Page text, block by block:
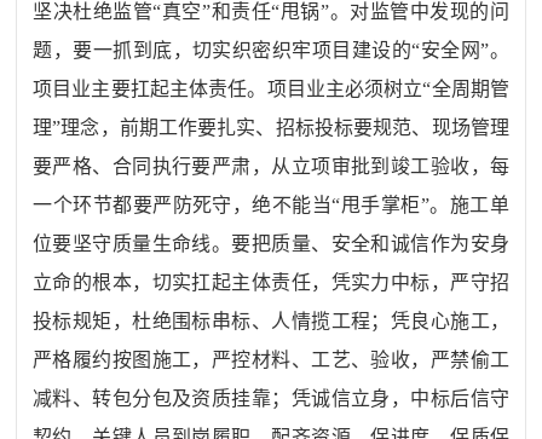
坚决杜绝监管“真空”和责任“甩锅”。对监管中发现的问
题，要一抓到底，切实织密织牢项目建设的“安全网”。
项目业主要扛起主体责任。 项目业主必须树立“全周期管
理”理念，前期工作要扎实、招标投标要规范、现场管理
要严格、合同执行要严肃，从立项审批到竣工验收，每
一个环节都要严防死守，绝不能当“甩手掌柜”。 施工单
位要坚守质量生命线。要把质量、安全和诚信作为安身
立命的根本，切实扛起主体责任，凭实力中标，严守招
投标规矩，杜绝围标串标、人情揽工程；凭良心施工，
严格履约按图施工，严控材料、工艺、验收，严禁偷工
减料、转包分包及资质挂靠；凭诚信立身，中标后信守